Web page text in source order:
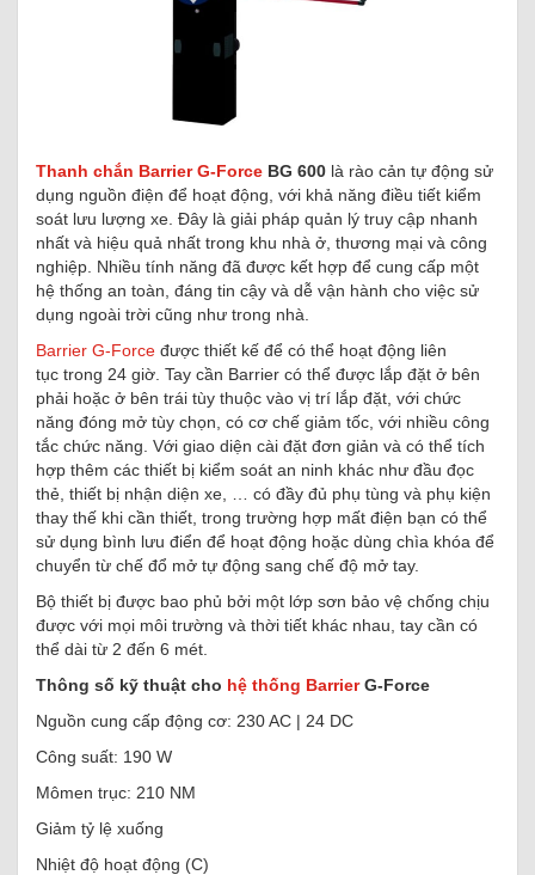
Thanh chắn Barrier G-Force BG 600 là rào cản tự động sử
dụng nguồn điện để hoạt động, với khả năng điều tiết kiểm
soát lưu lượng xe. Đây là giải pháp quản lý truy cập nhanh
nhất và hiệu quả nhất trong khu nhà ở, thương mại và công
nghiệp. Nhiều tính năng đã được kết hợp để cung cấp một
hệ thống an toàn, đáng tin cậy và dễ vận hành cho việc sử
dụng ngoài trời cũng như trong nhà.
Barrier G-Force được thiết kế để có thể hoạt động liên
tục trong 24 giờ. Tay cần Barrier có thể được lắp đặt ở bên
phải hoặc ở bên trái tùy thuộc vào vị trí lắp đặt, với chức
năng đóng mở tùy chọn, có cơ chế giảm tốc, với nhiều công
tắc chức năng. Với giao diện cài đặt đơn giản và có thể tích
hợp thêm các thiết bị kiểm soát an ninh khác như đầu đọc
thẻ, thiết bị nhận diện xe, … có đầy đủ phụ tùng và phụ kiện
thay thế khi cần thiết, trong trường hợp mất điện bạn có thể
sử dụng bình lưu điển để hoạt động hoặc dùng chìa khóa để
chuyển từ chế đổ mở tự động sang chế độ mở tay.
Bộ thiết bị được bao phủ bởi một lớp sơn bảo vệ chống chịu
được với mọi môi trường và thời tiết khác nhau, tay cần có
thể dài từ 2 đến 6 mét.
Thông số kỹ thuật cho hệ thống BarrierG-Force
Nguồn cung cấp động cơ: 230 AC | 24 DC
Công suất: 190 W
Mômen trục: 210 NM
Giảm tỷ lệ xuống
Nhiệt độ hoạt động (C)